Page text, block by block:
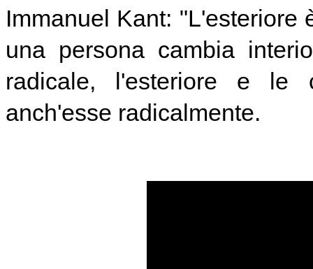
Immanuel Kant: "L'esteriore
una persona cambia
radicale, l'esteriore e le
anch'esse radicalmente.